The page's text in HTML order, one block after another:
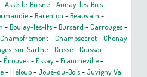
-Assé-le-Boisne-Aunay-les-Bois-
-Barenton -Beauvain -
-Boulay-les-Ifs-Bursard -Carrouges-
Champfrémont-Champsecret-Chenay
sur-Sarthe-Crissé-Cuissai -
Écouves-Essay-Francheville-
-Héloup- Joué-du-Bois- Juvigny Val